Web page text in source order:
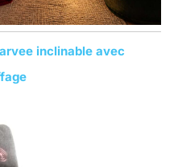
inclinable avec